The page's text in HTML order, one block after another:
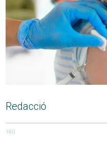
Redacció
180